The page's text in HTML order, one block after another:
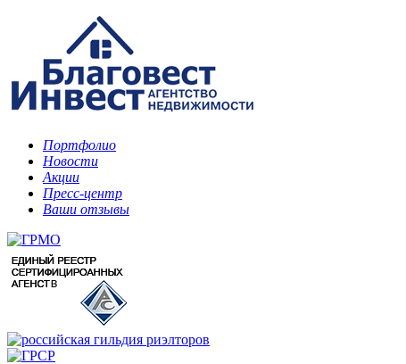
Портфолио
Новости
Акции
Пресс-центр
Ваши отзывы